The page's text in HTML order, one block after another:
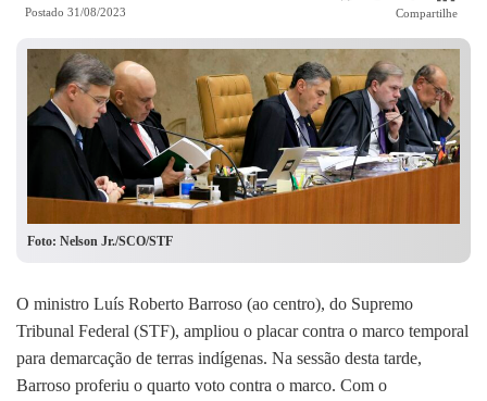
Postado 31/08/2023 Compartilhe
Foto: Nelson Jr./SCO/STF
O ministro Luís Roberto Barroso (ao centro), do Supremo
Tribunal Federal (STF), ampliou o placar contra o marco temporal
para demarcação de terras indígenas. Na sessão desta tarde,
Barroso proferiu o quarto voto contra o marco. Com o